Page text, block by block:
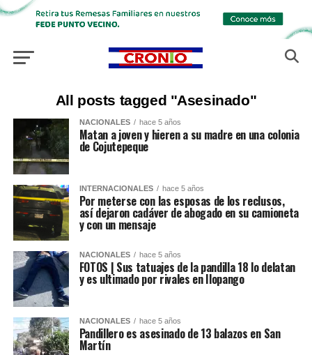
All posts tagged "Asesinado"
NACIONALES hace 5 años
Matan a joven y hieren a su madre en una colonia
de Cojutepeque
INTERNACIONALES hace 5 años
Por meterse con las esposas de los reclusos,
así dejaron cadáver de abogado en su camioneta
y con un mensaje
NACIONALES hace 5 años
FOTOS | Sus tatuajes de la pandilla 18 lo delatan
y es ultimado por rivales en Ilopango
NACIONALES hace 5 años
Pandillero es asesinado de 13 balazos en San
Martín